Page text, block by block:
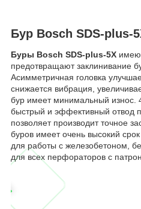
Бур Bosch SDS-plus-
Буры Bosch SDS-plus-5X
предотвращают заклинивание
Асимметричная головка
снижается вибрация,
бур имеет минимальный износ.
быстрый и эффективный отвод
позволяет производит точное
буров имеет очень высокий
для работы с железобетоном,
для всех перфораторов с